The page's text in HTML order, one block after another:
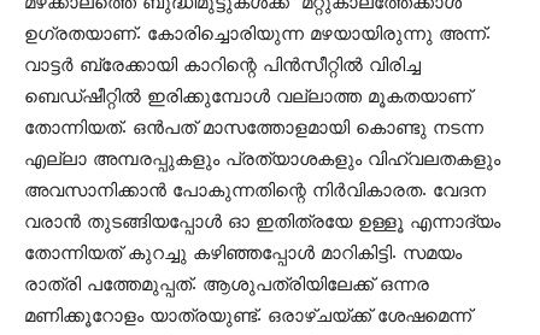
ഉഗ്രതയാണ്. കോരിച്ചൊരിയുന്ന മഴയായിരുന്നു അന്ന്.
വാട്ടർ ബ്രേക്കായി കാറിന്റെ പിൻസീറ്റിൽ വിരിച്ച
ബെഡ്ഷീറ്റിൽ ഇരിക്കുമ്പോൾ വല്ലാത്ത മൂകതയാണ്
തോന്നിയത്. ഒൻപത് മാസത്തോളമായി കൊണ്ടു നടന്ന
എല്ലാ അമ്പരപ്പുകളും പ്രത്യാശകളും വിഹ്വലതകളും
അവസാനിക്കാൻ പോകുന്നതിന്റെ നിർവികാരത. വേദന
വരാൻ തുടങ്ങിയപ്പോൾ ഓ ഇതിത്രയേ ഉള്ളൂ എന്നാദ്യം
തോന്നിയത് കുറച്ചു കഴിഞ്ഞപ്പോൾ മാറികിട്ടി. സമയം
രാത്രി പത്തേമുപ്പത്. ആശുപത്രിയിലേക്ക് ഒന്നര
മണിക്കൂറോളം യാത്രയുണ്ട്. ഒരാഴ്ചയ്ക്ക് ശേഷമെന്ന്